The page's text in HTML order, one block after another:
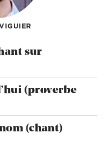
sur
(proverbe
(chant)